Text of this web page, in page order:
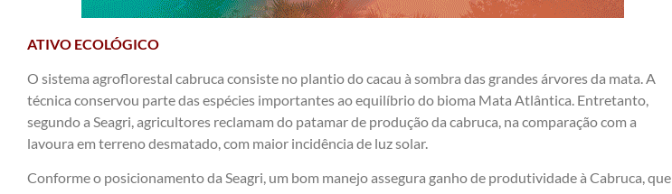
ATIVO ECOLÓGICO
O sistema agroflorestal cabruca consiste no plantio do cacau à sombra das grandes árvores da mata. A
técnica conservou parte das espécies importantes ao equilíbrio do bioma Mata Atlântica. Entretanto,
segundo a Seagri, agricultores reclamam do patamar de produção da cabruca, na comparação com a
lavoura em terreno desmatado, com maior incidência de luz solar.
Conforme o posicionamento da Seagri, um bom manejo assegura ganho de produtividade à Cabruca, que